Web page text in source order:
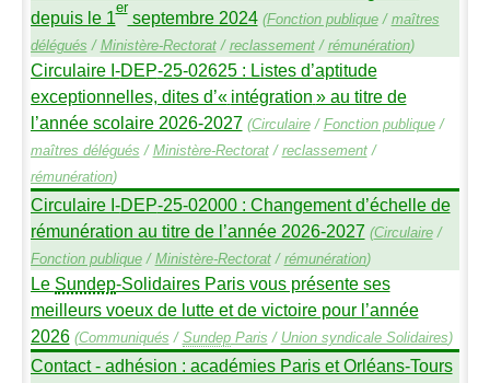
depuis le 1erseptembre 2024 (Fonction publique/ maîtres
délégués / Ministère-Rectorat/ reclassement/ rémunération)
Circulaire I-DEP-25-02625 : Listes d’aptitude
exceptionnelles, dites d’« intégration » au titre de
l’année scolaire 2026-2027 (Circulaire/ Fonction publique/
maîtres délégués / Ministère-Rectorat/ reclassement/
rémunération)
Circulaire I-DEP-25-02000 : Changement d’échelle de
rémunération au titre de l’année 2026-2027 (Circulaire/
Fonction publique/ Ministère-Rectorat/ rémunération)
Le Sundep-Solidaires Paris vous présente ses
meilleurs voeux de lutte et de victoire pour l’année
2026 (Communiqués / SundepParis / Union syndicale Solidaires)
Contact - adhésion : académies Paris et Orléans-Tours